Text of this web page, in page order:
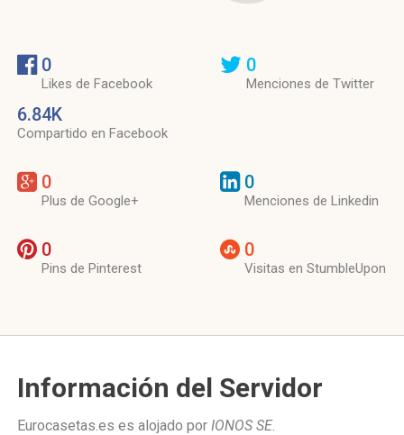
0
Likes de Facebook
6.84K
Compartido en Facebook
0
Menciones de Twitter
0
Plus de Google+
0
Menciones de Linkedin
0
Pins de Pinterest
0
Visitas en StumbleUpon
Información del Servidor
Eurocasetas.es es alojado por IONOS SE.